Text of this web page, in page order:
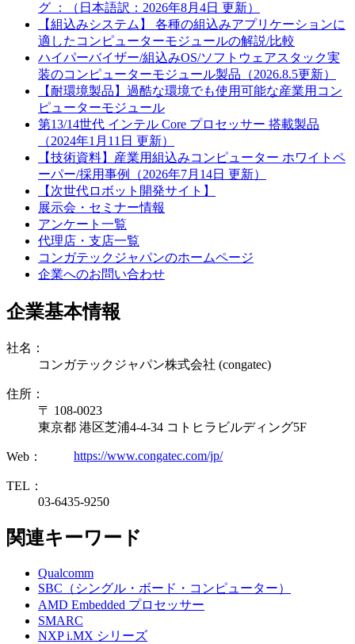
グ ：（日本語訳：2026年8月4日 更新）
【組込みシステム】 各種の組込みアプリケーションに
適したコンピューターモジュールの解説/比較
ハイパーバイザー/組込みOS/ソフトウェアスタック実
装のコンピューターモジュール製品（2026.8.5更新）
【耐環境製品】過酷な環境でも使用可能な産業用コン
ピューターモジュール
第13/14世代 インテル Core プロセッサー 搭載製品
（2024年1月11日 更新）
【技術資料】産業用組込みコンピューター ホワイトペ
ーパー/採用事例（2026年7月14日 更新）
【次世代ロボット開発サイト】
展示会・セミナー情報
アンケート一覧
代理店・支店一覧
コンガテックジャパンのホームページ
企業へのお問い合わせ
企業基本情報
社名：
コンガテックジャパン株式会社 (congatec)
住所：
〒 108-0023
東京都 港区芝浦4-4-34 コトヒラビルディング5F
Web： https://www.congatec.com/jp/
TEL：
03-6435-9250
関連キーワード
Qualcomm
SBC（シングル・ボード・コンピューター）
AMD Embedded プロセッサー
SMARC
NXP i.MX シリーズ